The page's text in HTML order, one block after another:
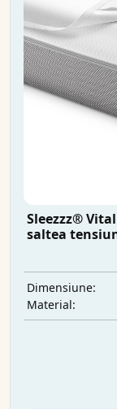
Sleezzz®
saltea
Dimensiune:
Material: